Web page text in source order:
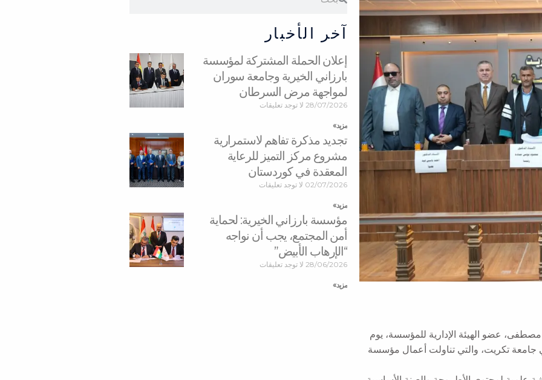
عضو الهيئة الإدارية للمؤسسة، يوم
في جامعة تكريت، والتي تناولت أعمال مؤسسة
آخر الأخبار
إعلان الحملة المشتركة لمؤسسة
بارزاني الخيرية وجامعة سوران
لمواجهة مرض السرطان
28/07/2026 لا توجد تعليقات
مزید »
تجديد مذكرة تفاهم لاستمرارية
مشروع مركز التميز للرعاية
المعقدة في كوردستان
02/07/2026 لا توجد تعليقات
مزید »
مؤسسة بارزاني الخيرية: لحماية
أمن المجتمع، يجب أن نواجه
“الإرهاب الأبيض”
28/06/2026 لا توجد تعليقات
مزید »